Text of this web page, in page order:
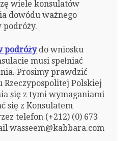
wiele konsulatów
dowódu ważnego
podróży.
podróżydo wniosku
musi spełniać
Prosimy prawdzić
Rzeczypospolitej Polskiej
się z tymi wymaganiami
się z Konsulatem
telefon (+212) (0) 673
wasseem@kabbara.com